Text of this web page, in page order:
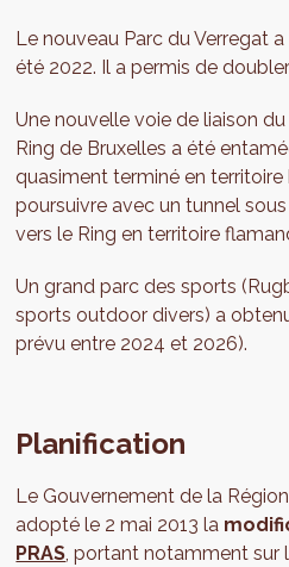
Le nouveau Parc du Verregat
été 2022. Il a permis de
Une nouvelle voie de liaison
Ring de Bruxelles a été
quasiment terminé en
poursuivre avec un tunnel
vers le Ring en territoire
Un grand parc des sports
sports outdoor divers) a
prévu entre 2024 et 2026).
Planification
Le Gouvernement de la
adopté le 2 mai 2013 la
PRAS, portant notamment sur